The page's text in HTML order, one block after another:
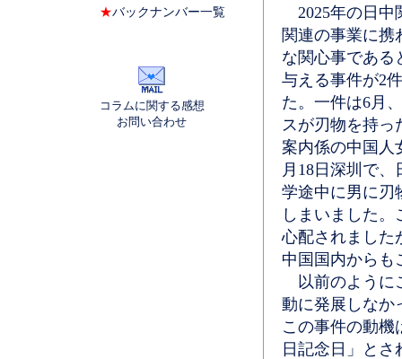
★バックナンバー一覧
コラムに関する感想
お問い合わせ
2025年の日中
関連の事業に携
な関心事である
与える事件が2
た。一件は6月
スが刃物を持
案内係の中国人
月18日深圳で
学途中に男に刃
しまいました
心配されました
中国国内からも
以前のように
動に発展しなか
この事件の動機
日記念日」とさ